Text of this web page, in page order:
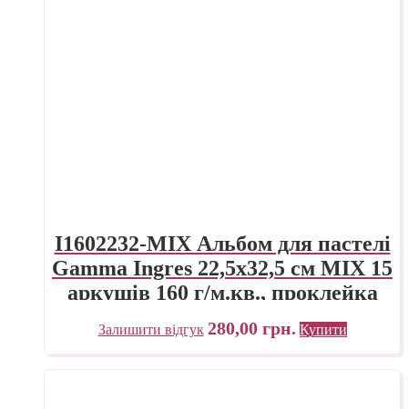
I1602232-MIX Альбом для пастелі
Gamma Ingres 22,5х32,5 см MIX 15
аркушів 160 г/м.кв., проклейка
Залишити відгук 280,00 грн. Купити